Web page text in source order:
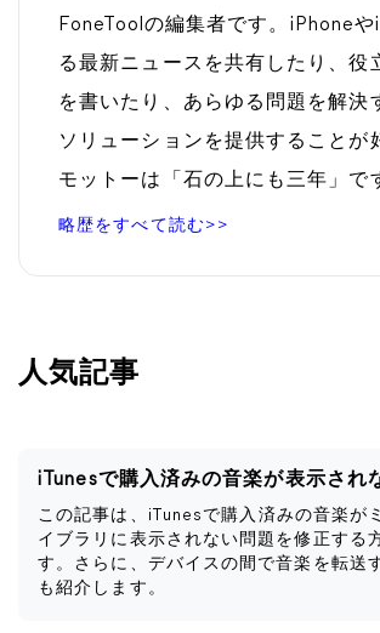
FoneToolの編集者です。iPhone
る最新ニュースを共有したり、役
を書いたり、あらゆる問題を解決
ソリューションを提供することが
モットーは「石の上にも三年」で
略歴をすべて読む>>
人気記事
この記事は、iTunesで購入済みの音楽が
イブラリに表示されない問題を修正する
す。さらに、デバイスの間で音楽を転送
も紹介します。